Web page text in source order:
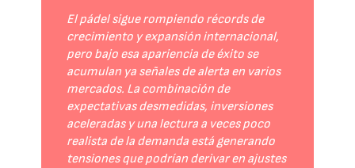
El pádel sigue rompiendo récords de
crecimiento y expansión internacional,
pero bajo esa apariencia de éxito se
acumulan ya señales de alerta en varios
mercados. La combinación de
expectativas desmedidas, inversiones
aceleradas y una lectura a veces poco
realista de la demanda está generando
tensiones que podrían derivar en ajustes